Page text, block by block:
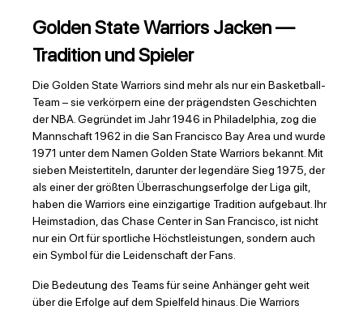
Golden State Warriors Jacken —
Tradition und Spieler
Die Golden State Warriors sind mehr als nur ein Basketball-
Team – sie verkörpern eine der prägendsten Geschichten
der NBA. Gegründet im Jahr 1946 in Philadelphia, zog die
Mannschaft 1962 in die San Francisco Bay Area und wurde
1971 unter dem Namen Golden State Warriors bekannt. Mit
sieben Meistertiteln, darunter der legendäre Sieg 1975, der
als einer der größten Überraschungserfolge der Liga gilt,
haben die Warriors eine einzigartige Tradition aufgebaut. Ihr
Heimstadion, das Chase Center in San Francisco, ist nicht
nur ein Ort für sportliche Höchstleistungen, sondern auch
ein Symbol für die Leidenschaft der Fans.
Die Bedeutung des Teams für seine Anhänger geht weit
über die Erfolge auf dem Spielfeld hinaus. Die Warriors